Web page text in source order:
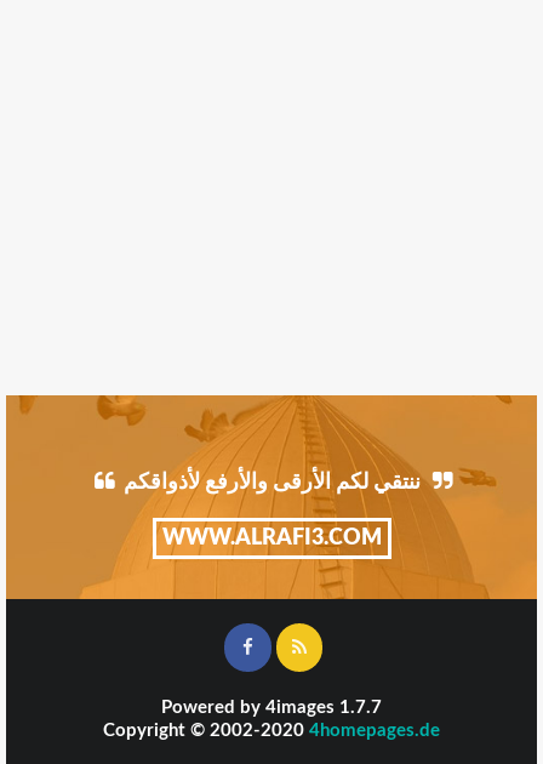
ننتقي لكم الأرقى والأرفع لأذواقكم
WWW.ALRAFI3.COM
Powered by 4images 1.7.7
Copyright © 2002-2020 4homepages.de